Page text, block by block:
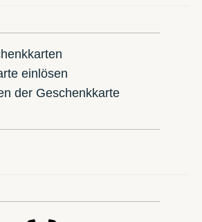
einlösen
der Geschenkkarte